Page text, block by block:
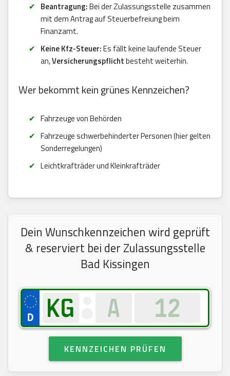
Beantragung:Bei der Zulassungsstelle zusammen
mit dem Antrag auf Steuerbefreiung beim
Finanzamt.
Keine Kfz-Steuer:Es fällt keine laufende Steuer
an,Versicherungspflichtbesteht weiterhin.
Wer bekommt kein grünes Kennzeichen?
Fahrzeuge von Behörden
Fahrzeuge schwerbehinderter Personen (hier gelten
Sonderregelungen)
Leichtkrafträder und Kleinkrafträder
Dein Wunschkennzeichen wird geprüft
& reserviert bei der Zulassungsstelle
Bad Kissingen
KENNZEICHEN PRÜFEN